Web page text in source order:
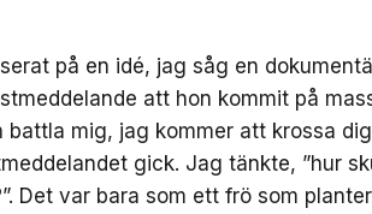
på en idé, jag såg en
att hon kommit på
battla mig, jag kommer att krossa
gick. Jag tänkte, ”hur
Det var bara som ett frö som